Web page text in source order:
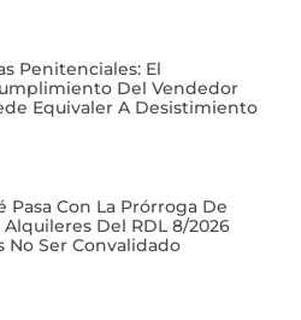
Penitenciales: El
Del Vendedor
Equivaler A Desistimiento
Pasa Con La Prórroga De
Alquileres Del RDL 8/2026
No Ser Convalidado